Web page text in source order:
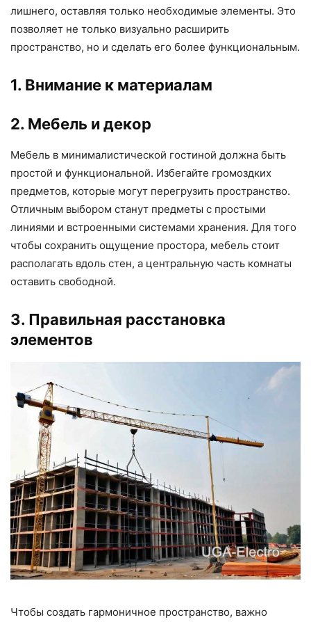
лишнего, оставляя только необходимые элементы. Это
позволяет не только визуально расширить
пространство, но и сделать его более функциональным.
1. Внимание к материалам
2. Мебель и декор
Мебель в минималистической гостиной должна быть
простой и функциональной. Избегайте громоздких
предметов, которые могут перегрузить пространство.
Отличным выбором станут предметы с простыми
линиями и встроенными системами хранения. Для того
чтобы сохранить ощущение простора, мебель стоит
располагать вдоль стен, а центральную часть комнаты
оставить свободной.
3. Правильная расстановка
элементов
Чтобы создать гармоничное пространство, важно